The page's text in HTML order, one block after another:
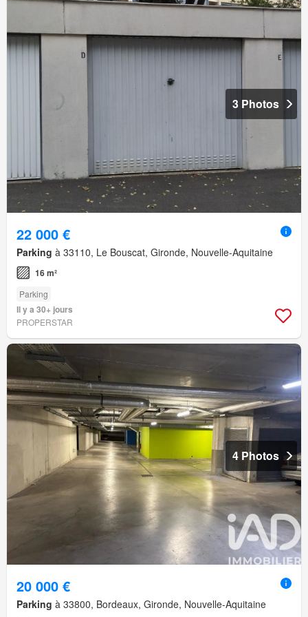
3 Photos
22 000 €
Parking à 33110, Le Bouscat, Gironde, Nouvelle-Aquitaine
16 m²
Parking
Il y a 30+ jours
PROPERSTAR
4 Photos
20 000 €
Parking à 33800, Bordeaux, Gironde, Nouvelle-Aquitaine